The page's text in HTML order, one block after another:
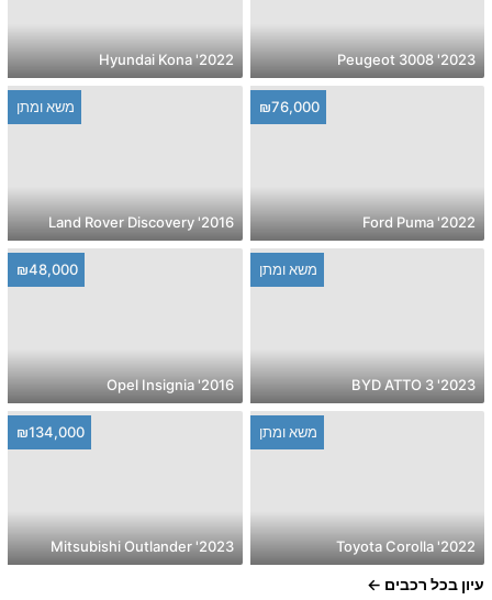
2023' Peugeot 3008
2022' Hyundai Kona
₪76,000
2022' Ford Puma
משא ומתן
2016' Land Rover Discovery
משא ומתן
2023' BYD ATTO 3
₪48,000
2016' Opel Insignia
משא ומתן
2022' Toyota Corolla
₪134,000
2023' Mitsubishi Outlander
עיון בכל רכבים